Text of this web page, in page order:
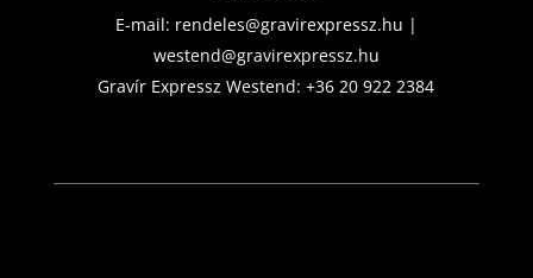
E-mail: rendeles@gravirexpressz.hu |
westend@gravirexpressz.hu
Gravír Expressz Westend:+36 20 922 2384